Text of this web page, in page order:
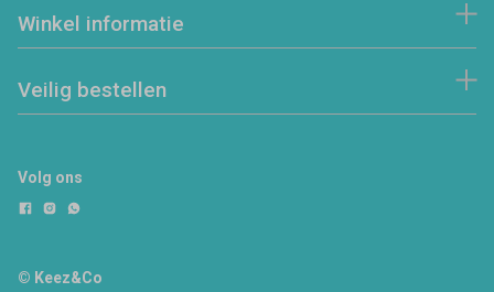
Winkel informatie
Veilig bestellen
Volg ons
© Keez&Co